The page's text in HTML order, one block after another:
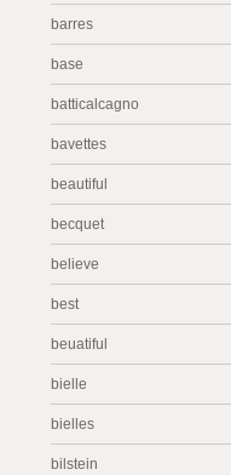
barres
base
batticalcagno
bavettes
beautiful
becquet
believe
best
beuatiful
bielle
bielles
bilstein